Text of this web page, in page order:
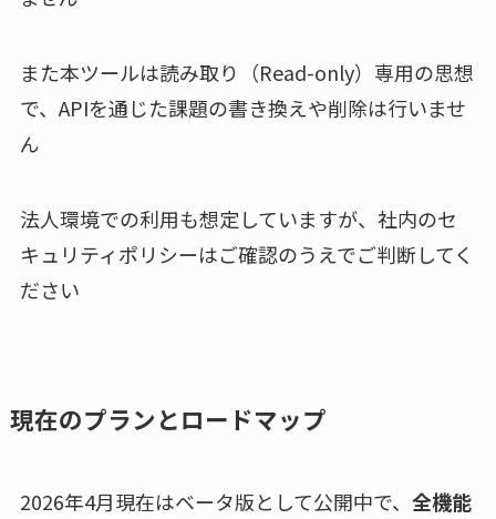
また本ツールは読み取り（Read-only）専用の思想
で、APIを通じた課題の書き換えや削除は行いませ
ん
法人環境での利用も想定していますが、社内のセ
キュリティポリシーはご確認のうえでご判断してく
ださい
現在のプランとロードマップ
2026年4月現在はベータ版として公開中で、 全機能